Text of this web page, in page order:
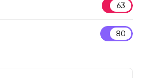
63
80